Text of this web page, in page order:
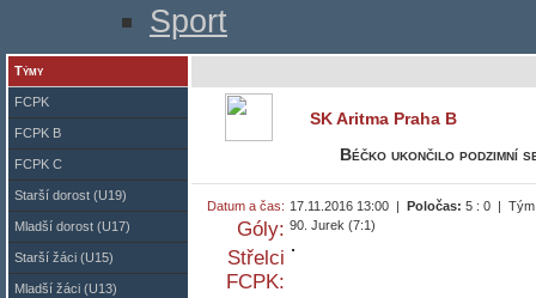
Sport
Týmy
FCPK
FCPK B
FCPK C
Starší dorost (U19)
Mladší dorost (U17)
Starší žáci (U15)
Mladší žáci (U13)
SK Aritma Praha B
Béčko ukončilo podzimní
Datum a čas: 17.11.2016 13:00 | Poločas: 5 : 0 |
Góly: 90. Jurek (7:1)
Střelci
FCPK: